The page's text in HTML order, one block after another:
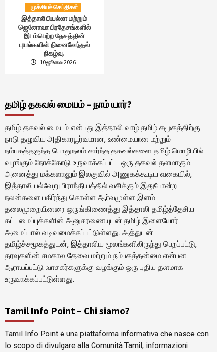
முக்கியச் செய்திகள்
இத்தாலி பியல்லா மற்றும்
ஜெனோவா பிரதேசங்களில்
இடம்பெற்ற தேசத்தின்
புயல்களின் நினைவேந்தல்
நிகழ்வு.
10 ஜூலை 2026
தமிழ் தகவல் மையம் – நாம் யார்?
தமிழ் தகவல் மையம் என்பது இத்தாலி வாழ் தமிழ் சமூகத்திற்கு
நாடு தழுவிய அதிகாரபூர்வமான, உண்மையான மற்றும்
நம்பகத்தகுந்த பொதுநலம் சார்ந்த தகவல்களை தமிழ் மொழியில்
வழங்கும் நோக்கோடு உருவாக்கப்பட்ட ஒரு தகவல் தளமாகும்.
அனைத்து மக்களாலும் இலகுவில் அணுகக்கூடிய வகையில்,
இத்தாலி பல்வேறு பிராந்தியத்தில் வசிக்கும் இதுபோன்ற
நலன்களை பகிர்ந்து கொள்ள ஆர்வமுள்ள இளம்
தலைமுறையினரை ஒருங்கிணைத்து இத்தாலி தமிழ்த்தேசிய
கட்டமைப்புக்களின் அனுசரணையுடன் தமிழ் இளையோர்
அமைப்பால் வடிவமைக்கப்பட்டுள்ளது. அத்துடன்
தமிழ்ச்சமூகத்துடன், இத்தாலிய மூலங்களிலிருந்து பெறப்பட்டு,
தரவுகளின் சமகால தேவை மற்றும் நம்பகத்தன்மை என்பன
ஆராயப்பட்டு வாசகர்களுக்கு வழங்கும் ஒரு புதிய தளமாக
உருவாக்கப்பட்டுள்ளது.
Tamil Info Point – Chi siamo?
Tamil Info Point è una piattaforma informativa che nasce con
lo scopo di divulgare alla Comunità Tamil, informazioni